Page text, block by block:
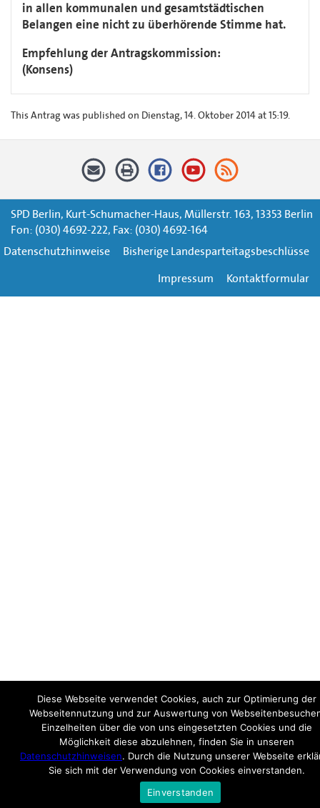
in allen kommunalen und gesamtstädtischen
Belangen eine nicht zu überhörende Stimme hat.
Empfehlung der Antragskommission:
(Konsens)
This Antrag was published on Dienstag, 14. Oktober 2014 at 15:19.
SPD Berlin, Kurt-Schumacher-Haus, Müllerstr. 163, 13353 Berlin
Fon: (030) 4692-222, Fax: (030) 4692-164
Datenschutzhinweise
Bisherige Landesparteitagsbeschlüsse
Impressum
Kontaktformular
Diese Webseite verwendet Cookies, auch zur Optimierung der
Webseitennutzung und zur Auswertung von
Einzelheiten über die von uns eingesetzten Cookies und die
Möglichkeit diese abzulehnen, finden Sie in unseren
Datenschutzhinweisen. Durch die Nutzung unserer Webseite
Sie sich mit der Verwendung von Cookies einverstanden.
Einverstanden